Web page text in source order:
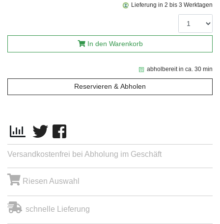
abholbereit in ca. 30 min
Reservieren & Abholen
Lieferung in 2 bis 3 Werktagen
In den Warenkorb
Versandkostenfrei bei Abholung im Geschäft
Riesen Auswahl
schnelle Lieferung